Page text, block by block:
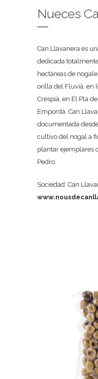
Nueces
Can Llavanera es
dedicada
hectáreas de
orilla del Fluvià, en
Crespià, en El Pla
Empordà. Can
documentada
cultivo del nogal a
plantar ejemplares
Pedro.
Sociedad: Can